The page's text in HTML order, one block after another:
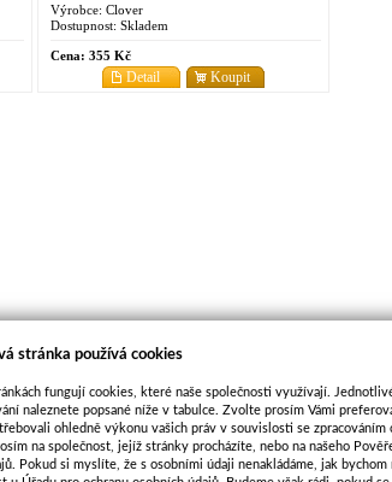
Výrobce: Clover
Dostupnost: Skladem
Cena: 355 Kč
Koupit
Detail
stránka používá cookies
fungují cookies, které naše společnosti využívají.
naleznete popsané níže v tabulce. Zvolte prosím Vámi
ohledně výkonu vašich práv v souvislosti se zpracováním
na společnost, jejíž stránky procházíte, nebo na našeho
Pokud si myslíte, že s osobními údaji nenakládáme, jak